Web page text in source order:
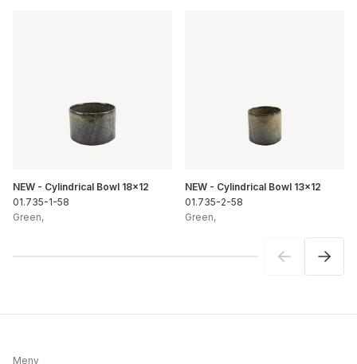
NEW - Cylindrical Bowl 18x12
01.735-1-58
Green,
NEW - Cylindrical Bowl 13x12
01.735-2-58
Green,
Meny